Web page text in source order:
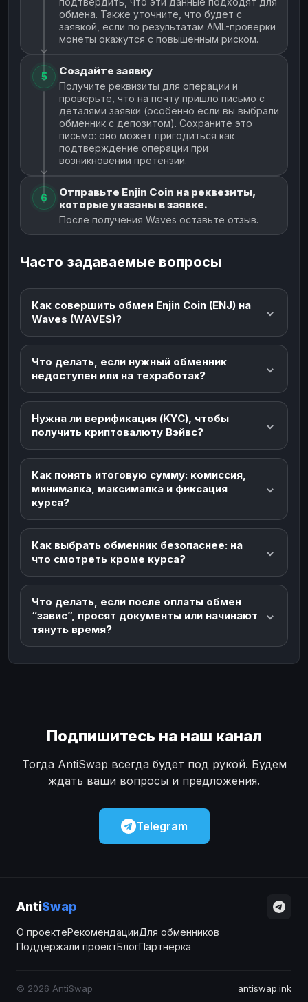
обмена. Также уточните, что будет с
заявкой, если по результатам AML-проверки
монеты окажутся с повышенным риском.
5 Создайте заявку
Получите реквизиты для операции и
проверьте, что на почту пришло письмо с
деталями заявки (особенно если вы выбрали
обменник с депозитом). Сохраните это
письмо: оно может пригодиться как
подтверждение операции при
возникновении претензии.
6
Отправьте Enjin Coin на реквезиты,
которые указаны в заявке.
После получения Waves оставьте отзыв.
Часто задаваемые вопросы
Как совершить обмен Enjin Coin (ENJ) на
Waves (WAVES)?
Что делать, если нужный обменник
недоступен или на техработах?
Нужна ли верификация (KYC), чтобы
получить криптовалюту Вэйвс?
Как понять итоговую сумму: комиссия,
минималка, максималка и фиксация
курса?
Как выбрать обменник безопаснее: на
что смотреть кроме курса?
Что делать, если после оплаты обмен
“завис”, просят документы или начинают
тянуть время?
Подпишитесь на наш канал
Тогда AntiSwap всегда будет под рукой. Будем
ждать ваши вопросы и предложения.
Telegram
AntiSwap
О проектеРекомендацииДля обменников
Поддержали проектБлогПартнёрка
© 2026 AntiSwap antiswap.ink